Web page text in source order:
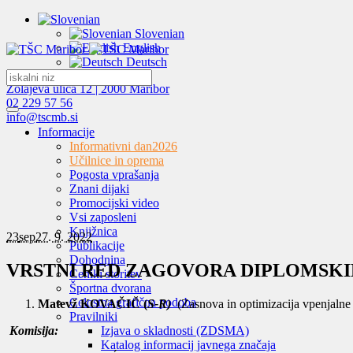
Slovenian
English
Deutsch
Zolajeva ulica 12 | 2000 Maribor
02 229 57 56
info@tscmb.si
Informacije
Informativni dan2026
Učilnice in oprema
Pogosta vprašanja
Znani dijaki
Promocijski video
Vsi zaposleni
Knjižnica
Publikacije
Dohodnina
Ceniki storitev
Športna dvorana
Celostna grafična podoba
Pravilniki
Izjava o skladnosti (ZDSMA)
Katalog informacij javnega značaja
23sep27. 9. 2022
VRSTNI RED ZAGOVORA
Matevž KOVAČIČ (S-R) (Zasnova in optimizacija
Komisija: